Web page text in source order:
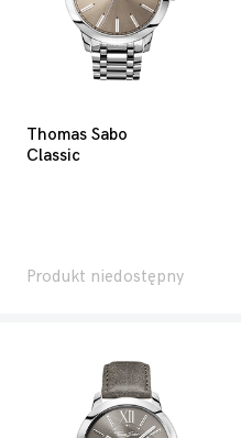
Thomas Sabo
Classic
Produkt niedostępny